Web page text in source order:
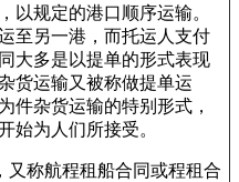
以规定的港口顺序运输。
至另一港，而托运人支付
大多是以提单的形式表现
货运输又被称做提单运
件杂货运输的特别形式，
始为人们所接受。
又称航程租船合同或程租合